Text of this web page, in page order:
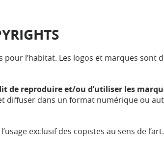
pour l’habitat. Les logos et marques
de reproduire et/ou d’utiliser les
dans un format numérique ou
exclusif des copistes au sens de l’art.